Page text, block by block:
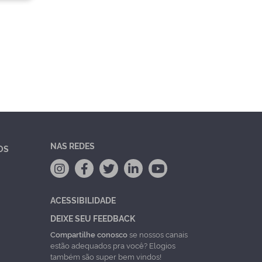
NAS REDES
ACESSIBILIDADE
DEIXE SEU FEEDBACK
Compartilhe conoscose nossos canais
estão adequados pra você? Elogios
também são super bem vindos!